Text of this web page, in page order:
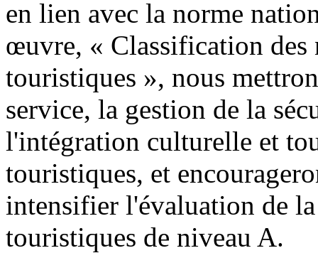
en lien avec la norme
œuvre, « Classification des
touristiques », nous
service, la gestion de la
l'intégration culturelle et
touristiques, et
intensifier l'évaluation de
touristiques de niveau A.